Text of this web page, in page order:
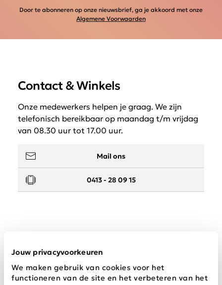
Jouw privacyvoorkeuren
We maken gebruik van cookies voor het
functioneren van de site en het verbeteren van het
Door te abonneren op onze nieuwsbrief, ga je akkoord met onze
Algemene Voorwaarden
Contact & Winkels
Onze medewerkers helpen je graag. We zijn
telefonisch bereikbaar op maandag t/m vrijdag
van 08.30 uur tot 17.00 uur.
Mail ons
0413 - 28 09 15
Wij zijn Schijvens mode